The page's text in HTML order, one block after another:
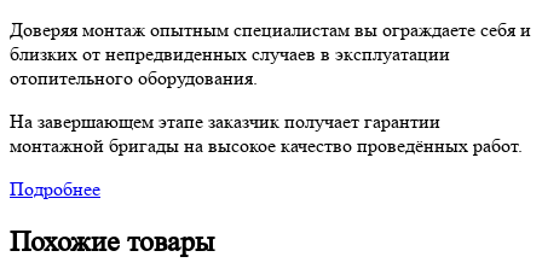
Доверяя монтаж опытным специалистам вы ограждаете себя и
близких от непредвиденных случаев в эксплуатации
отопительного оборудования.
На завершающем этапе заказчик получает гарантии
монтажной бригады на высокое качество проведённых работ.
Подробнее
Похожие товары